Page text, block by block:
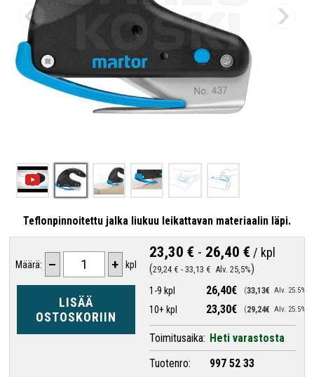
Teflonpinnoitettu jalka liukuu leikattavan materiaalin läpi.
Määrä: – + kpl
LISÄÄ
OSTOSKORIIN
23,30 € - 26,40 € / kpl
29,24 € -33,13 € Alv. 25,5%
1-9 kpl 26,40€
10+ kpl 23,30€
33,13€ Alv. 25.5%
29,24€ Alv. 25.5%
Toimitusaika: Heti varastosta
Tuotenro:
997 52 33